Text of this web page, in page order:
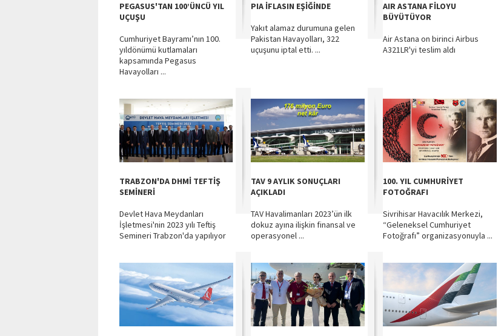
PEGASUS'TAN 100’ÜNCÜ YIL
UÇUŞU
Cumhuriyet Bayramı’nın 100.
yıldönümü kutlamaları
kapsamında Pegasus
Havayolları ...
PIA İFLASIN EŞİĞİNDE
Yakıt alamaz durumuna gelen
Pakistan Havayolları, 322
uçuşunu iptal etti. ...
AIR ASTANA FİLOYU
BÜYÜTÜYOR
Air Astana on birinci Airbus
A321LR'yi teslim aldı
TRABZON'DA DHMİ TEFTİŞ
SEMİNERİ
Devlet Hava Meydanları
İşletmesi'nin 2023 yılı Teftiş
Semineri Trabzon'da yapılıyor
TAV 9 AYLIK SONUÇLARI
AÇIKLADI
TAV Havalimanları 2023’ün ilk
dokuz ayına ilişkin finansal ve
operasyonel ...
100. YIL CUMHURİYET
FOTOĞRAFI
Sivrihisar Havacılık Merkezi,
“Geleneksel Cumhuriyet
Fotoğrafı” organizasyonuyla ...